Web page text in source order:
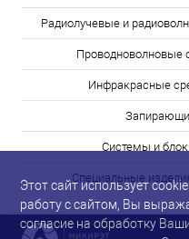
Радиолучевые и
Проводноволновые
Инфракрасные
Системы и
Специальные
Этот сайт использует
работу с сайтом, Вы
согласие на обработку